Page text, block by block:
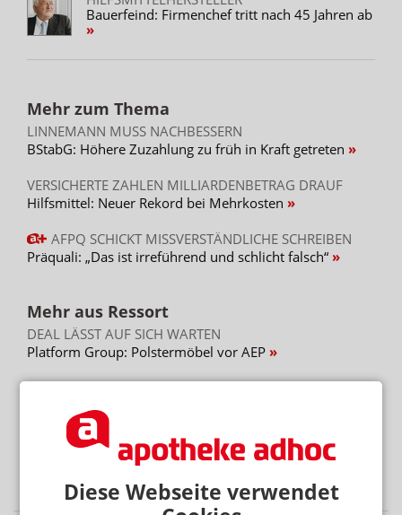
Diese Webseite verwendet
Bauerfeind: Firmenchef tritt nach 45 Jahren ab
Mehr zum Thema
LINNEMANN MUSS NACHBESSERN
BStabG: Höhere Zuzahlung zu früh in Kraft getreten
VERSICHERTE ZAHLEN MILLIARDENBETRAG DRAUF
Hilfsmittel: Neuer Rekord bei Mehrkosten
AFPQ SCHICKT MISSVERSTÄNDLICHE SCHREIBEN
Präquali: „Das ist irreführend und schlicht falsch“
Mehr aus Ressort
DEAL LÄSST AUF SICH WARTEN
Platform Group: Polstermöbel vor AEP
Abnehmspritzen: Reimporteur spielt Versandapotheke
RX-MEDIKAMENTE OHNE REZEPT
Warteliste: Abnehmpille als Monatsabo